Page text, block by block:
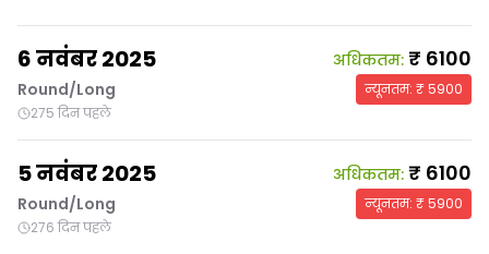
6 नवंबर 2025
Round/Long
275 दिन पहले
अधिकतम: ₹ 6100
न्यूनतम: ₹5900
5 नवंबर 2025
Round/Long
276 दिन पहले
अधिकतम: ₹ 6100
न्यूनतम: ₹5900